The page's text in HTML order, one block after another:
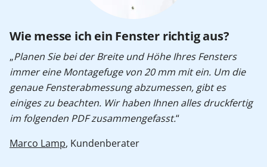
Wie messe ich ein Fenster richtig aus?
„Planen Sie bei der Breite und Höhe Ihres Fensters
immer eine Montagefuge von 20 mm mit ein. Um die
genaue Fensterabmessung abzumessen, gibt es
einiges zu beachten. Wir haben Ihnen alles druckfertig
im folgenden PDF zusammengefasst.“
Marco Lamp, Kundenberater